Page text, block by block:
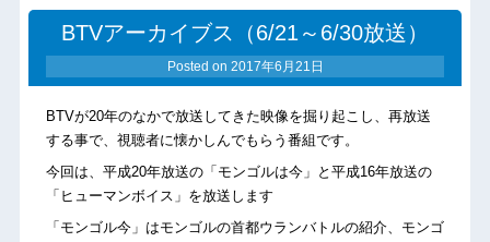
BTVアーカイブス（6/21～6/30放送）
Posted on 2017年6月21日
BTVが20年のなかで放送してきた映像を掘り起こし、再放送
する事で、視聴者に懐かしんでもらう番組です。
今回は、平成20年放送の「モンゴルは今」と平成16年放送の
「ヒューマンボイス」を放送します
「モンゴル今」はモンゴルの首都ウランバトルの紹介、モンゴ